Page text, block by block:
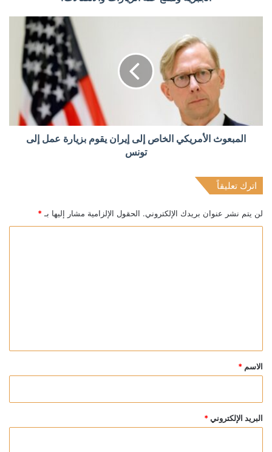
المبعوث الأمريكي الخاص إلى إيران يقوم بزيارة عمل إلى
تونس
اترك تعليقاً
لن يتم نشر عنوان بريدك الإلكتروني. الحقول الإلزامية مشار إليها بـ *
*
الاسم *
البريد الإلكتروني *